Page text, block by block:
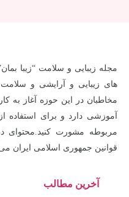
مجله زیبایی و سلامت “زیبا
های زیبایی و آرایشی و
مخاطبان در این حوزه آغاز به
آموزشی دارد و برای
مربوطه مشورت کنید.محتوای
قوانین جمهوری اسلامی ایران
آخرین مطالب